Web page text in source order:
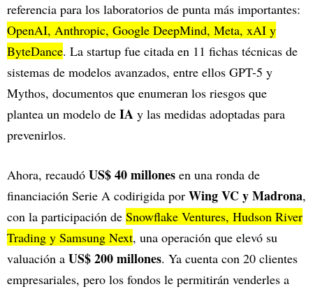
referencia para los laboratorios de punta más importantes:
OpenAI, Anthropic, Google DeepMind, Meta, xAI y
ByteDance. La startup fue citada en 11 fichas técnicas de
sistemas de modelos avanzados, entre ellos GPT-5 y
Mythos, documentos que enumeran los riesgos que
plantea un modelo de IA y las medidas adoptadas para
prevenirlos.
Ahora, recaudó US$ 40 millones en una ronda de
financiación Serie A codirigida por Wing VC y Madrona,
con la participación de Snowflake Ventures, Hudson River
Trading y Samsung Next, una operación que elevó su
valuación a US$ 200 millones. Ya cuenta con 20 clientes
empresariales, pero los fondos le permitirán venderles a